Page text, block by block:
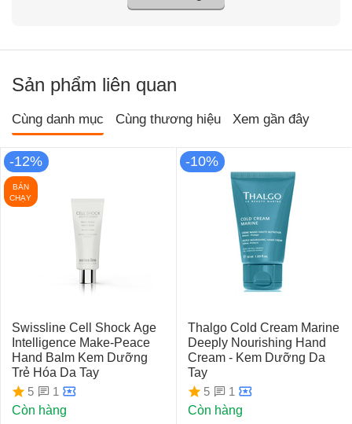
Sản phẩm liên quan
Cùng danh mục Cùng thương hiệu Xem gần đây
-12%
BÁN
CHẠY
Swissline Cell Shock Age
Intelligence Make-Peace
Hand Balm Kem Dưỡng
Trẻ Hóa Da Tay
5
1
Còn hàng
-10%
Thalgo Cold Cream Marine
Deeply Nourishing Hand
Cream - Kem Dưỡng Da
Tay
5
1
Còn hàng